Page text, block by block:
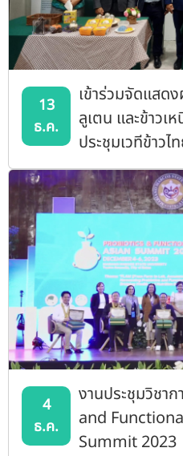
13
ธ.ค.
เข้าร่วมจัดแสด
ลูเตน และข้าวเ
ประชุมเวทีข้าว
4
ธ.ค.
งานประชุมวิชา
and
Summit 2023